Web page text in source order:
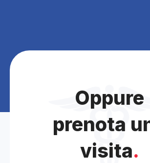
Oppure
prenota
visita.